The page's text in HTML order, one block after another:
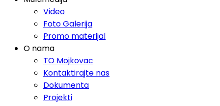
Video
Foto Galerija
Promo materijal
O nama
TO Mojkovac
Kontaktirajte nas
Dokumenta
Projekti